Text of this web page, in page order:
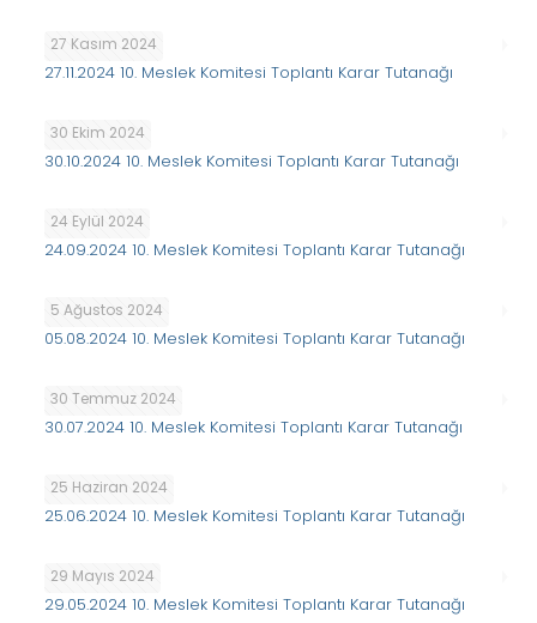
27 Kasım 2024
27.11.2024 10. Meslek Komitesi Toplantı Karar Tutanağı
30 Ekim 2024
30.10.2024 10. Meslek Komitesi Toplantı Karar Tutanağı
24 Eylül 2024
24.09.2024 10. Meslek Komitesi Toplantı Karar Tutanağı
5 Ağustos 2024
05.08.2024 10. Meslek Komitesi Toplantı Karar Tutanağı
30 Temmuz 2024
30.07.2024 10. Meslek Komitesi Toplantı Karar Tutanağı
25 Haziran 2024
25.06.2024 10. Meslek Komitesi Toplantı Karar Tutanağı
29 Mayıs 2024
29.05.2024 10. Meslek Komitesi Toplantı Karar Tutanağı